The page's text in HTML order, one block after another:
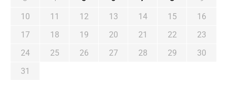
10
11 12 13 14 15
16
17
18 19 20 21 22
23
24
25 26 27 28 29
30
31